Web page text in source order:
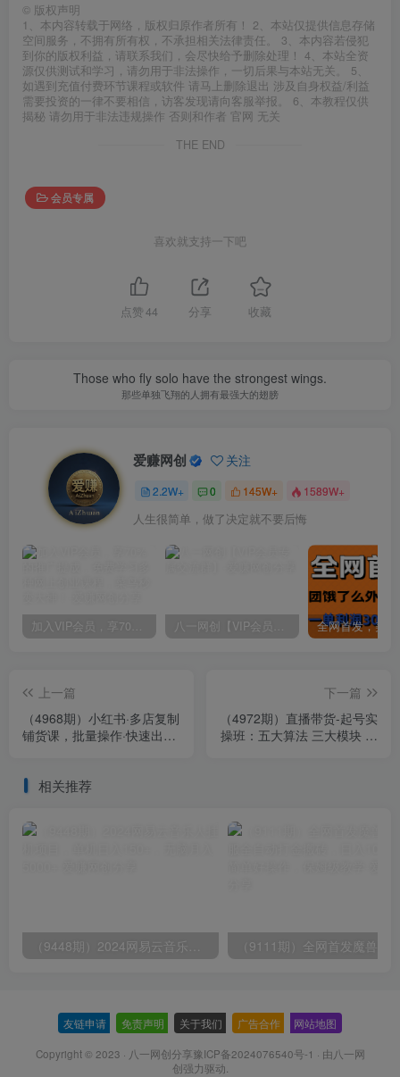
© 版权声明
1、本内容转载于网络，版权归原作者所有！ 2、本站仅提供信息存储
空间服务，不拥有所有权，不承担相关法律责任。 3、本内容若侵犯
到你的版权利益，请联系我们，会尽快给予删除处理！ 4、本站全资
源仅供测试和学习，请勿用于非法操作，一切后果与本站无关。 5、
如遇到充值付费环节课程或软件 请马上删除退出 涉及自身权益/利益
需要投资的一律不要相信，访客发现请向客服举报。 6、本教程仅供
揭秘 请勿用于非法违规操作 否则和作者 官网 无关
THE END
会员专属
喜欢就支持一下吧
点赞 44 分享 收藏
Those who fly solo have the strongest wings.
那些单独飞翔的人拥有最强大的翅膀
爱赚网创 关注
2.2W+ 0 145W+ 1589W+
人生很简单，做了决定就不要后悔
加入VIP会员，享70%的推广提成，免费学习多种网上创业课程，菜鸟秒变大神！ 八一网创【VIP会员专属交流群】
上一篇
（4968期）小红书·多店复制
铺货课，批量操作·快速出单·
下一篇
（4972期）直播带货-起号实
操班：五大算法 三大模块 八
相关推荐
友链申请 免责声明 关于我们 广告合作 网站地图
Copyright © 2023 · 八一网创分享豫ICP备2024076540号-1 · 由八一网
创强力驱动.